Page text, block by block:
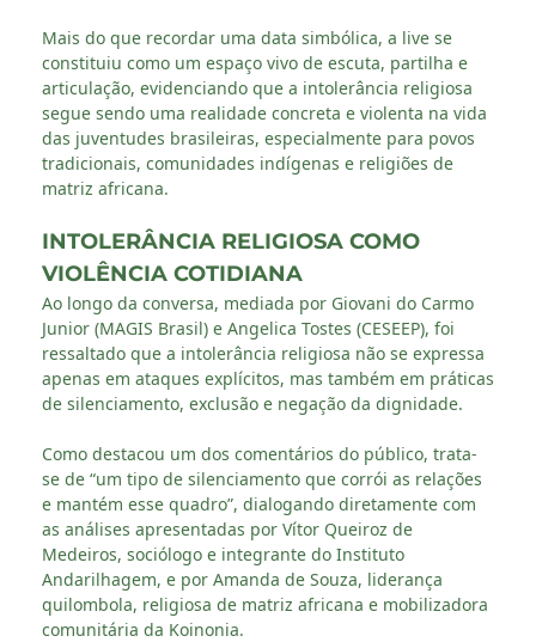
Mais do que recordar uma data simbólica, a live se
constituiu como um espaço vivo de escuta, partilha e
articulação, evidenciando que a intolerância religiosa
segue sendo uma realidade concreta e violenta na vida
das juventudes brasileiras, especialmente para povos
tradicionais, comunidades indígenas e religiões de
matriz africana.
INTOLERÂNCIA RELIGIOSA COMO
VIOLÊNCIA COTIDIANA
Ao longo da conversa, mediada por Giovani do Carmo
Junior (MAGIS Brasil) e Angelica Tostes (CESEEP), foi
ressaltado que a intolerância religiosa não se expressa
apenas em ataques explícitos, mas também em práticas
de silenciamento, exclusão e negação da dignidade.
Como destacou um dos comentários do público, trata-
se de “um tipo de silenciamento que corrói as relações
e mantém esse quadro”, dialogando diretamente com
as análises apresentadas por Vítor Queiroz de
Medeiros, sociólogo e integrante do Instituto
Andarilhagem, e por Amanda de Souza, liderança
quilombola, religiosa de matriz africana e mobilizadora
comunitária da Koinonia.